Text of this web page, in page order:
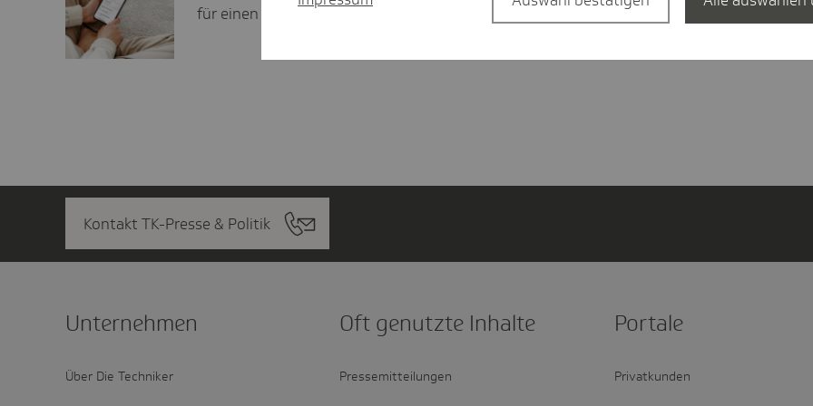
für einen Weg zur besseren Gesundheitsversorgung.
Kontakt TK-Presse & Politik
Unter­nehmen
Über Die Techniker
Oft genutzte Inhalte
Pressemitteilungen
Portale
Privatkunden